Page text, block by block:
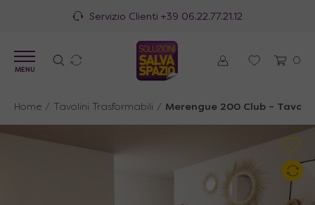
+39 06.22.77.21.12
0
MENU
Home / Tavolini Trasformabili / Merengue 200 Club –